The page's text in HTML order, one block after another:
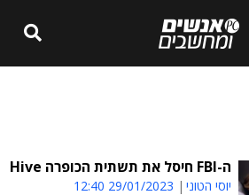
ה-FBI חיסל את תשתית הכופרה Hive
יוסי הטוני 29/01/2023 12:40